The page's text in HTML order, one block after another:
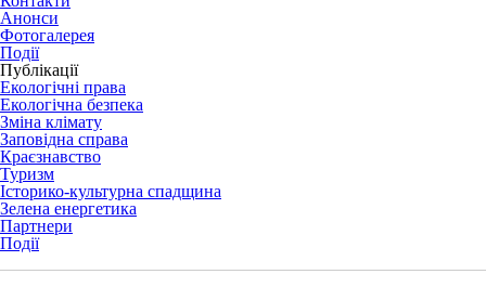
Анонси
Фотогалерея
Події
Публікації
Екологічні права
Екологічна безпека
Зміна клімату
Заповідна справа
Краєзнавство
Туризм
Історико-культурна спадщина
Зелена енергетика
Партнери
Події